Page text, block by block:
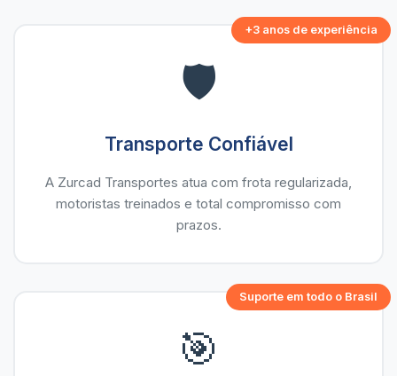
+3 anos de experiência
🛡️
Transporte Confiável
A Zurcad Transportes atua com frota regularizada,
motoristas treinados e total compromisso com
prazos.
Suporte em todo o Brasil
🎯